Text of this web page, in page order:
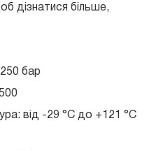
дізнатися більше,
бар
від -29 °C до +121 °C